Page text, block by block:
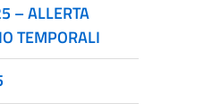
– ALLERTA
TEMPORALI